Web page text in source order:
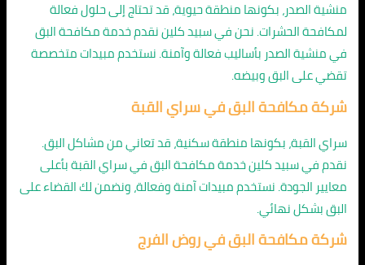
منشية الصدر، بكونها منطقة حيوية، قد تحتاج إلى حلول فعالة
لمكافحة الحشرات. نحن في سبيد كلين نقدم خدمة مكافحة البق
في منشية الصدر بأساليب فعالة وآمنة. نستخدم مبيدات متخصصة
تقضي على البق وبيضه.
شركة مكافحة البق في سراي القبة
سراي القبة، بكونها منطقة سكنية، قد تعاني من مشاكل البق.
نقدم في سبيد كلين خدمة مكافحة البق في سراي القبة بأعلى
معايير الجودة. نستخدم مبيدات آمنة وفعالة، ونضمن لك القضاء على
البق بشكل نهائي.
شركة مكافحة البق في روض الفرج